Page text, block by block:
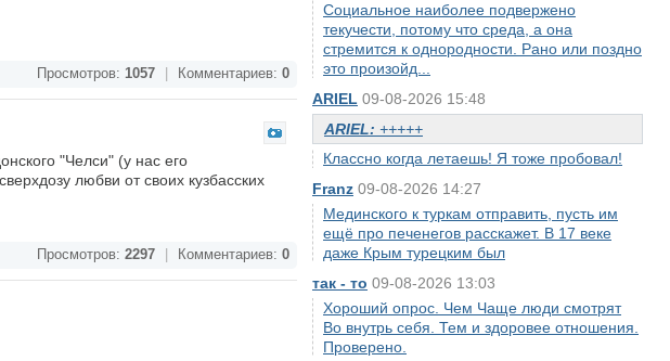
Социальное наиболее подвержено
текучести, потому что среда, а она
стремится к однородности. Рано или поздно
это произойд...
ARIEL 09-08-2026 15:48
ARIEL: +++++
Классно когда летаешь! Я тоже пробовал!
Franz 09-08-2026 14:27
Мединского к туркам отправить, пусть им
ещё про печенегов расскажет. В 17 веке
даже Крым турецким был
так - то 09-08-2026 13:03
Хороший опрос. Чем Чаще люди смотрят
Во внутрь себя. Тем и здоровее отношения.
Проверено.
Просмотров: 1057 Комментариев: 0
"Челси" (у нас его
любви от своих кузбасских
Просмотров: 2297 Комментариев: 0